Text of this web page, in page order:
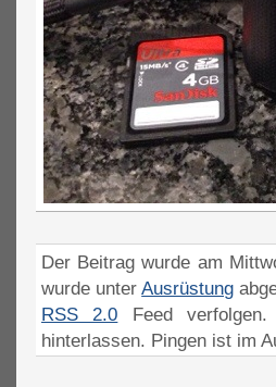
Der Beitrag wurde am
wurde unterAusrüstung
RSS 2.0 Feed
hinterlassen. Pingen ist im